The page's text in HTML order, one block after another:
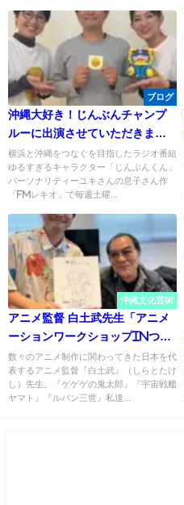
ブログ
沖縄大好き！じんぶんチャンプ
ルーに出演させていただきまし
た！ （那覇市FMレキオ）
横浜と沖縄をつなぐを目指したラジオ番組
ゆるすぎるキャラクター「じんぶんくん」
パーソナリティーユキさんの息子さん作
「FMレキオ」で毎週土曜...
沖縄文化芸術
アニメ監督 白土武先生「アニメ
ーションワークショップinつる
み」
数々のアニメ制作に関わってきた日本を代
表するアニメ監督『白土武』（しらとたけ
し）先生。『ゲゲゲの鬼太郎』『宇宙戦艦
ヤマト』『ルパン三世』私達...